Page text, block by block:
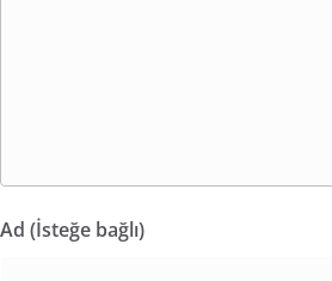
Ad (İsteğe bağlı)